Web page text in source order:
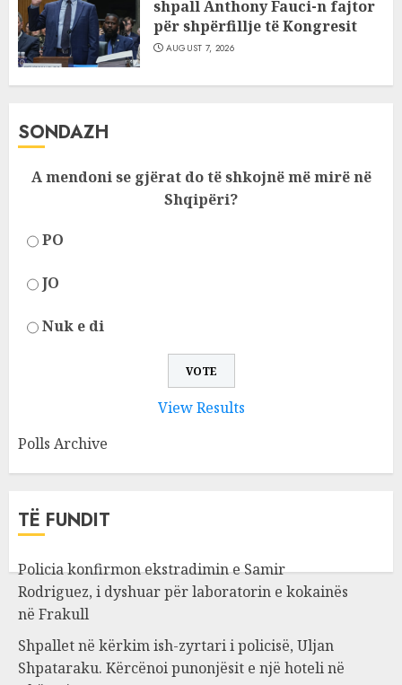
shpall Anthony Fauci-n fajtor
për shpërfillje të Kongresit
AUGUST 7, 2026
SONDAZH
A mendoni se gjërat do të shkojnë më mirë në
Shqipëri?
PO
JO
Nuk e di
View Results
Polls Archive
TË FUNDIT
Policia konfirmon ekstradimin e Samir
Rodriguez, i dyshuar për laboratorin e kokainës
në Frakull
Shpallet në kërkim ish-zyrtari i policisë, Uljan
Shpataraku. Kërcënoi punonjësit e një hoteli në